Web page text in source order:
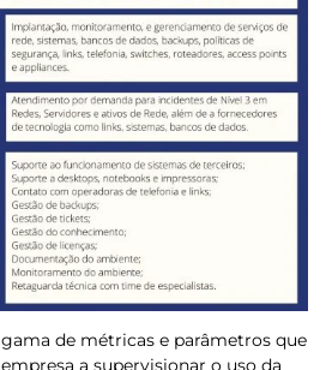
de métricas e parâmetros que
a supervisionar o uso da